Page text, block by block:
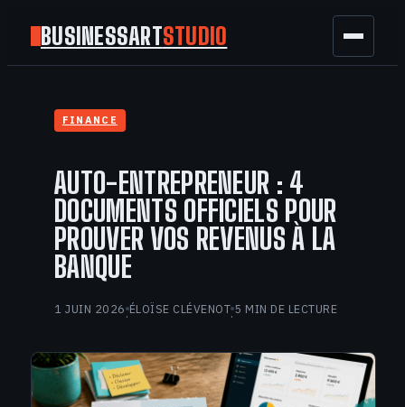
BUSINESSARTSTUDIO
FINANCE
TECH
FINANCE
AUTO-ENTREPRENEUR : 4
DOCUMENTS OFFICIELS POUR
PROUVER VOS REVENUS À LA
BANQUE
1 JUIN 2026·ÉLOÏSE CLÉVENOT·5 MIN DE LECTURE